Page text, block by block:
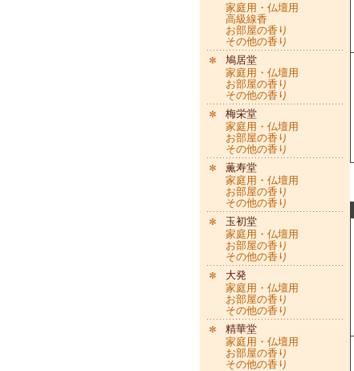
家庭用・仏壇用
高級線香
お部屋の香り
その他の香り
鳩居堂
家庭用・仏壇用
お部屋の香り
その他の香り
梅栄堂
家庭用・仏壇用
お部屋の香り
その他の香り
薫寿堂
家庭用・仏壇用
お部屋の香り
その他の香り
玉初堂
家庭用・仏壇用
お部屋の香り
その他の香り
大発
家庭用・仏壇用
お部屋の香り
その他の香り
精華堂
家庭用・仏壇用
お部屋の香り
その他の香り